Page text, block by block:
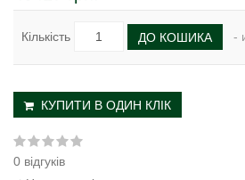
Кількість ДО КОШИКА -
КУПИТИ В ОДИН КЛІК
0 відгуків